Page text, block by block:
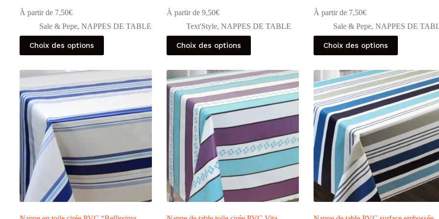
À partir de 7,50€
Sale & Pepe, NAPPES DE TABLE
Choix des options
Ce
produit
a
variations.
options
peuvent
être
choisies
sur
page
produit
À partir de 9,50€
Text'Style, NAPPES DE TABLE
Choix des options
Ce
produit
a
variations.
Les
options
peuvent
être
choisies
sur
la
page
du
produit
À partir de 7,50€
Sale & Pepe, NAPPES DE
Choix des options
Ce
produit
a
variations.
Les
options
peuvent
être
choisies
sur
la
page
du
produit